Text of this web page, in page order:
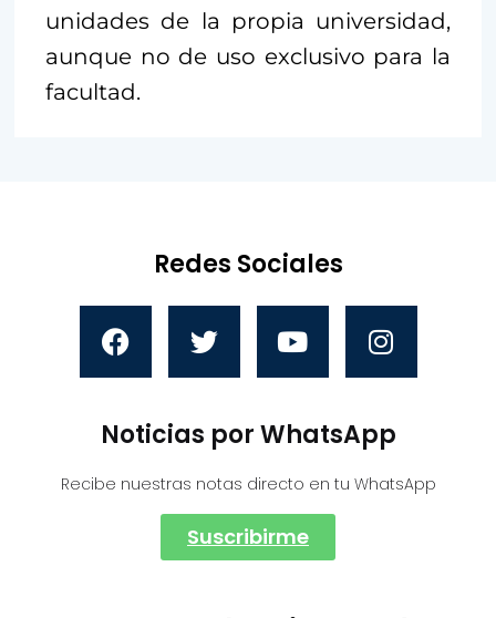
unidades de la propia universidad,
aunque no de uso exclusivo para la
facultad.
Redes Sociales
Noticias por WhatsApp
Recibe nuestras notas directo en tu WhatsApp
Suscribirme